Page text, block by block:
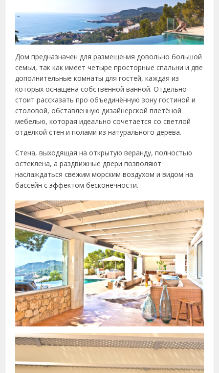
Дом предназначен для размещения довольно большой
семьи, так как имеет четыре просторные спальни и две
дополнительные комнаты для гостей, каждая из
которых оснащена собственной ванной. Отдельно
стоит рассказать про объединённую зону гостиной и
столовой, обставленную дизайнерской плетёной
мебелью, которая идеально сочетается со светлой
отделкой стен и полами из натурального дерева.
Стена, выходящая на открытую веранду, полностью
остеклена, а раздвижные двери позволяют
наслаждаться свежим морским воздухом и видом на
бассейн с эффектом бесконечности.